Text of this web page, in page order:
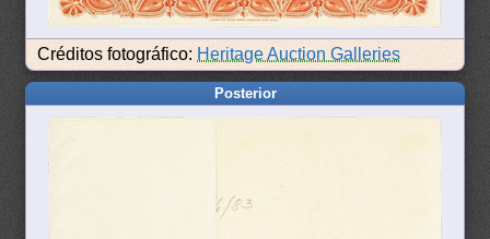
Créditos fotográfico: Heritage Auction Galleries
Posterior